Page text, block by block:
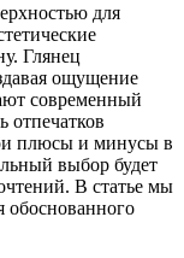
для
Глянец
ощущение
современный
отпечатков
плюсы и минусы в
выбор будет
В статье мы
обоснованного